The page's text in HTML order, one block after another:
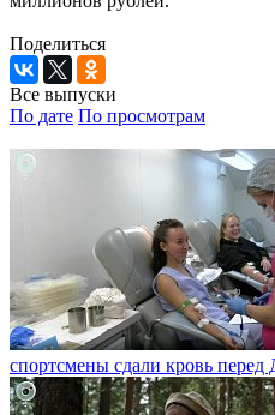
Поделиться
Все выпуски
По дате По просмотрам
спортсмены сдали кровь перед